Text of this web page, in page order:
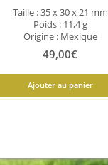
Taille : 35 x 30 x 21 mm
Poids : 11,4 g
Origine : Mexique
49,00€
Ajouter au panier